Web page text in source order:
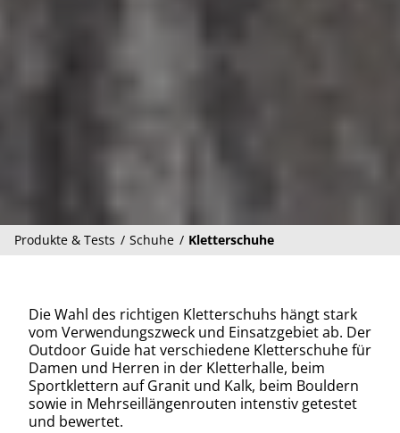
Produkte & Tests Schuhe Kletterschuhe
Die Wahl des richtigen Kletterschuhs hängt stark
vom Verwendungszweck und Einsatzgebiet ab. Der
Outdoor Guide hat verschiedene Kletterschuhe für
Damen und Herren in der Kletterhalle, beim
Sportklettern auf Granit und Kalk, beim Bouldern
sowie in Mehrseillängenrouten intenstiv getestet
und bewertet.